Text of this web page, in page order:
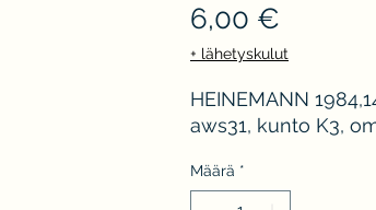
6,00 €
+ lähetyskulut
HEINEMANN
aws31, kunto K3,
Määrä *